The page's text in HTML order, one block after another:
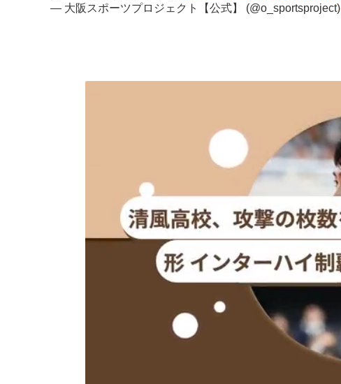
— 大阪スポーツプロジェクト【公式】 (@o_sportsproject)